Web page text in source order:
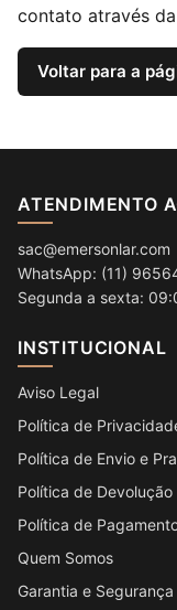
contato através da
Voltar para a
ATENDIMENTO
sac@emersonlar.com
WhatsApp: (11)
Segunda a sexta:
INSTITUCIONAL
Aviso Legal
Política de
Política de Envio e
Política de Devolução
Política de
Quem Somos
Garantia e Segurança